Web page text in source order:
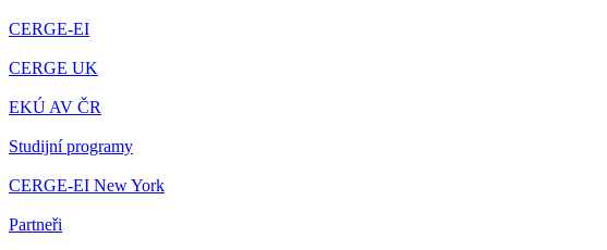
CERGE-EI
CERGE UK
EKÚ AV ČR
Studijní programy
CERGE-EI New York
Partneři